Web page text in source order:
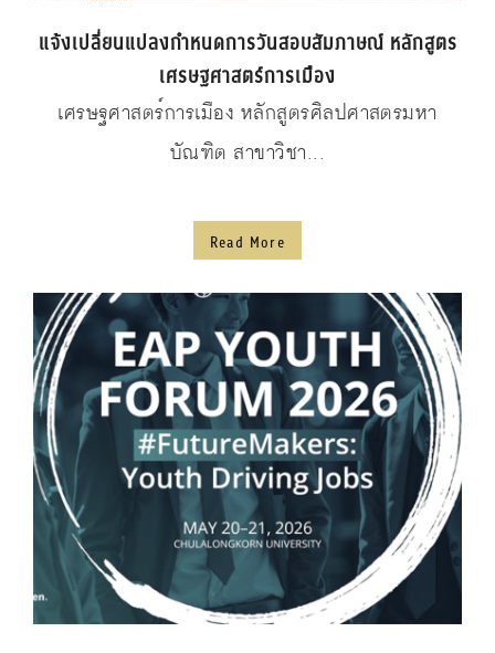
แจ้งเปลี่ยนแปลงกำหนดการวันสอบสัมภาษณ์ หลักสูตร
เศรษฐศาสตร์การเมือง
เศรษฐศาสตร์การเมือง หลักสูตรศิลปศาสตรมหา
บัณฑิต สาขาวิชา...
Read More